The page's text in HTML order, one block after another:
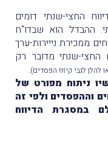
החצי-שנתי דומים
ההבדל הוא שבדו"ח
ממכירת נייירות-ערך
החצי-שנתי מדובר רק
להלן לגבי קיזוז הפסדים).
ניתוח מפורט של
וההפסדים ולפי זה
הדיווח